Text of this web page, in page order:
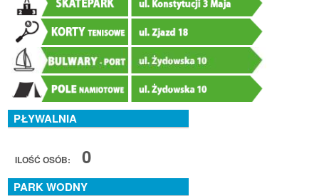
PŁYWALNIA
ILOŚĆ OSÓB: 0
PARK WODNY